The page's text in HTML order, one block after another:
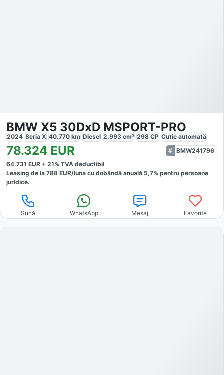
BMW X5 30DxD MSPORT-PRO
2024 Seria X 40.770 km Diesel 2.993 cm³ 298 CP Cutie automată
78.324 EUR
BMW241796
64.731 EUR + 21% TVA deductibil
Leasing de la 788 EUR/luna cu dobăndă anuală 5,7% pentru persoane
juridice.
Sună WhatsApp Mesaj Favorite